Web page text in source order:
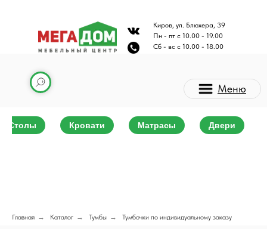
Киров, ул. Блюхера, 39
Пн - пт с 10.00 - 19.00
Сб - вс с 10.00 - 18.00
Меню
Столы Кровати Матрасы Двери
Главная → Каталог → Тумбы → Тумбочки по индивидуальному заказу